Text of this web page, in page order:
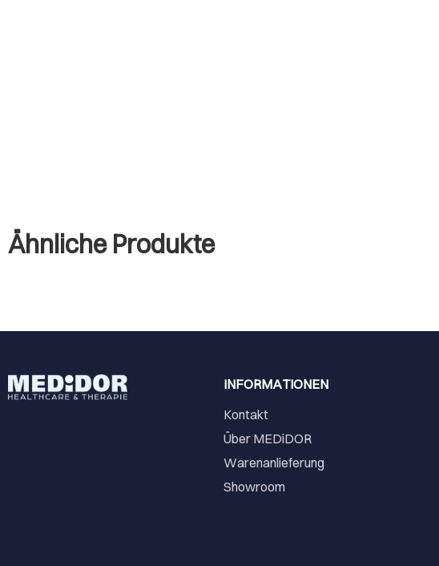
Ähnliche Produkte
INFORMATIONEN
Kontakt
Über MEDiDOR
Warenanlieferung
Showroom